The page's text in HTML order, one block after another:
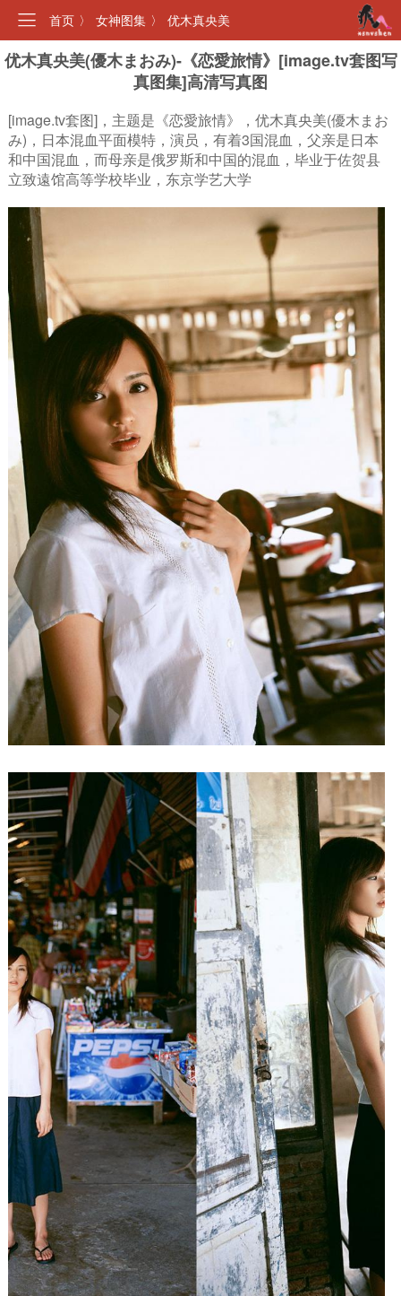
首页 〉 女神图集 〉 优木真央美
优木真央美(優木まおみ)-《恋愛旅情》[image.tv套图写
真图集]高清写真图
[image.tv套图]，主题是《恋愛旅情》，优木真央美(優木まお
み)，日本混血平面模特，演员，有着3国混血，父亲是日本
和中国混血，而母亲是俄罗斯和中国的混血，毕业于佐贺县
立致遠馆高等学校毕业，东京学艺大学